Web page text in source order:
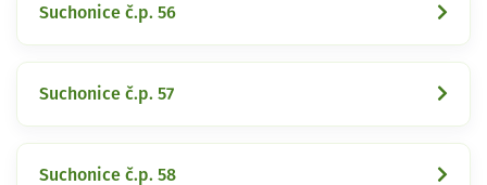
Suchonice č.p. 56
Suchonice č.p. 57
Suchonice č.p. 58